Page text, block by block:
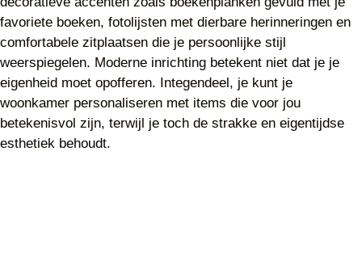
favoriete boeken, fotolijsten met dierbare herinneringen en
comfortabele zitplaatsen die je persoonlijke stijl
weerspiegelen. Moderne inrichting betekent niet dat je je
eigenheid moet opofferen. Integendeel, je kunt je
woonkamer personaliseren met items die voor jou
betekenisvol zijn, terwijl je toch de strakke en eigentijdse
esthetiek behoudt.